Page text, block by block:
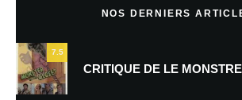
NOS DERNIERS
7.5
CRITIQUE DE LE